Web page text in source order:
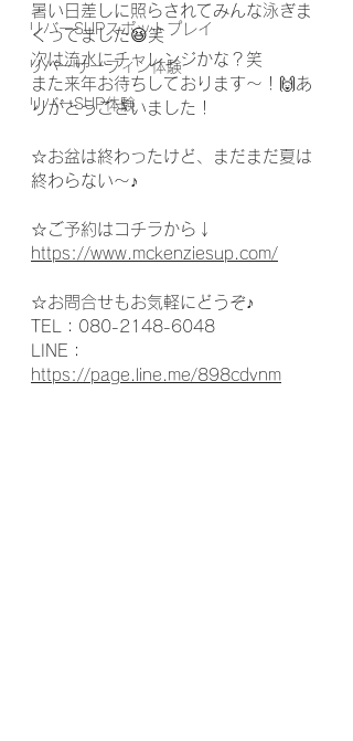
リバーSUPスポットプレイ
リバーサーフィン体験
リバーSUP体験
暑い日差しに照らされてみんな泳ぎま
くってました😆笑
次は流水にチャレンジかな？笑
また来年お待ちしております～！🙌あ
りがとうございました！
☆お盆は終わったけど、まだまだ夏は
終わらない～♪
☆ご予約はコチラから↓
https://www.mckenziesup.com/
☆お問合せもお気軽にどうぞ♪
TEL：080-2148-6048
LINE：
https://page.line.me/898cdvnm